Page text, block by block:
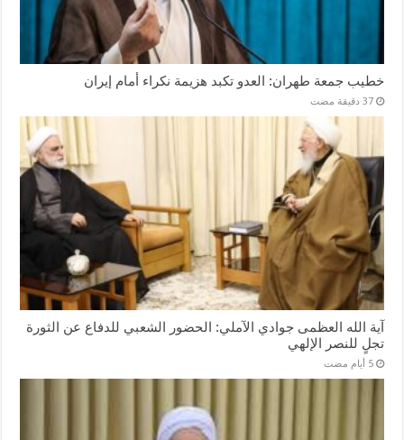
خطيب جمعة طهران: العدو تكبد هزيمة نكراء أمام إيران
‏37 دقيقة مضت
آية الله العظمى جوادي الآملي: الحضور الشعبي للدفاع عن الثورة
تجلٍ للنصر الإلهي
‏5 أيام مضت